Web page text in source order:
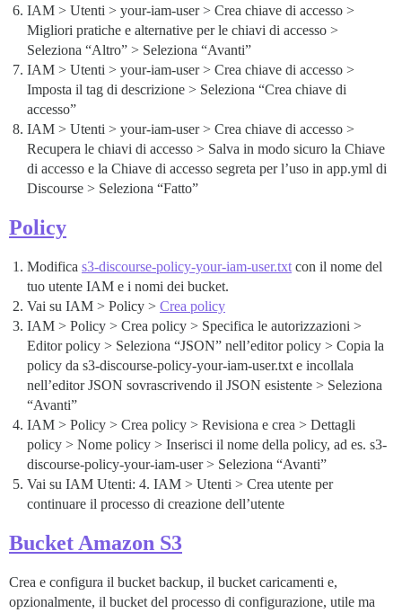
IAM > Utenti > your-iam-user > Crea chiave di accesso >
Migliori pratiche e alternative per le chiavi di accesso >
Seleziona “Altro” > Seleziona “Avanti”
IAM > Utenti > your-iam-user > Crea chiave di accesso >
Imposta il tag di descrizione > Seleziona “Crea chiave di
accesso”
IAM > Utenti > your-iam-user > Crea chiave di accesso >
Recupera le chiavi di accesso > Salva in modo sicuro la Chiave
di accesso e la Chiave di accesso segreta per l’uso in app.yml di
Discourse > Seleziona “Fatto”
Policy
Modifica s3-discourse-policy-your-iam-user.txt con il nome del
tuo utente IAM e i nomi dei bucket.
Vai su IAM > Policy > Crea policy
IAM > Policy > Crea policy > Specifica le autorizzazioni >
Editor policy > Seleziona “JSON” nell’editor policy > Copia la
policy da s3-discourse-policy-your-iam-user.txt e incollala
nell’editor JSON sovrascrivendo il JSON esistente > Seleziona
“Avanti”
IAM > Policy > Crea policy > Revisiona e crea > Dettagli
policy > Nome policy > Inserisci il nome della policy, ad es. s3-
discourse-policy-your-iam-user > Seleziona “Avanti”
Vai su IAM Utenti: 4. IAM > Utenti > Crea utente per
continuare il processo di creazione dell’utente
Bucket Amazon S3
Crea e configura il bucket backup, il bucket caricamenti e,
opzionalmente, il bucket del processo di configurazione, utile ma